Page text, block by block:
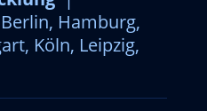
Hamburg,
Köln, Leipzig,